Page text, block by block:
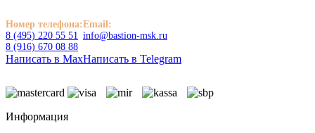
Номер телефона:
8 (495) 220 55 51
8 (916) 670 08 88
Email:
info@bastion-msk.ru
Написать в MaxНаписать в Telegram
Информация